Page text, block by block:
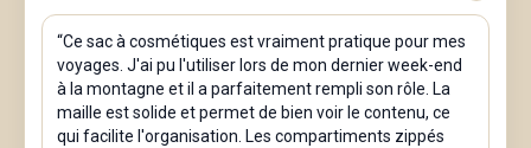
fermeture
éclair,
pochette
toilette
“Ce sac à cosmétiques est vraiment pratique pour mes
voyages. J'ai pu l'utiliser lors de mon dernier week-end
à la montagne et il a parfaitement rempli son rôle. La
maille est solide et permet de bien voir le contenu, ce
qui facilite l'organisation. Les compartiments zippés